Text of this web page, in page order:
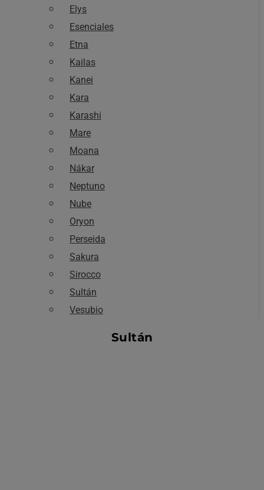
Elys
Esenciales
Etna
Kailas
Kanei
Kara
Karashi
Mare
Moana
Nákar
Neptuno
Nube
Oryon
Perseida
Sakura
Sirocco
Sultán
Vesubio
Sultán